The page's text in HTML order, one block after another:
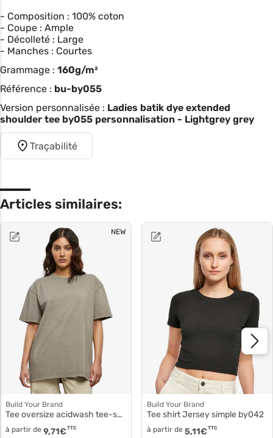
- Composition : 100% coton
- Coupe : Ample
- Décolleté : Large
- Manches : Courtes
Grammage : 160g/m²
Référence : bu-by055
Version personnalisée : Ladies batik dye extended
shoulder tee by055 personnalisation - Lightgrey grey
Traçabilité
Articles similaires:
NEW
Build Your Brand
Tee oversize acidwash tee-shirt femme by270
à partir de 9,71€ TTC
Build Your Brand
Tee shirt Jersey simple by042
à partir de 5,11€ TTC